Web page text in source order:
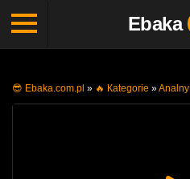
Ebaka
😎 Ebaka.com.pl » 🔥 Кategorie »Analny